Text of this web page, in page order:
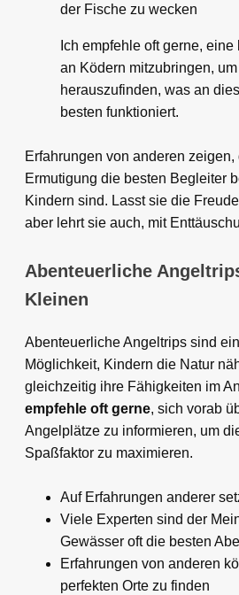
der Fische zu wecken
Ich empfehle oft gerne, eine
an Ködern mitzubringen, um
herauszufinden, was an
besten funktioniert.
Erfahrungen von anderen zeigen,
Ermutigung die besten Begleiter
Kindern sind. Lasst sie die
aber lehrt sie auch, mit
Abenteuerliche
Kleinen
Abenteuerliche Angeltrips sind
Möglichkeit, Kindern die Natur
gleichzeitig ihre Fähigkeiten im
empfehle oft gerne, sich vorab
Angelplätze zu informieren, um
Spaßfaktor zu maximieren.
Auf Erfahrungen anderer
Viele Experten sind der
Gewässer oft die besten
Erfahrungen von anderen
perfekten Orte zu finden